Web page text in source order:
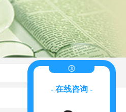
搜索
- 在线咨询 -